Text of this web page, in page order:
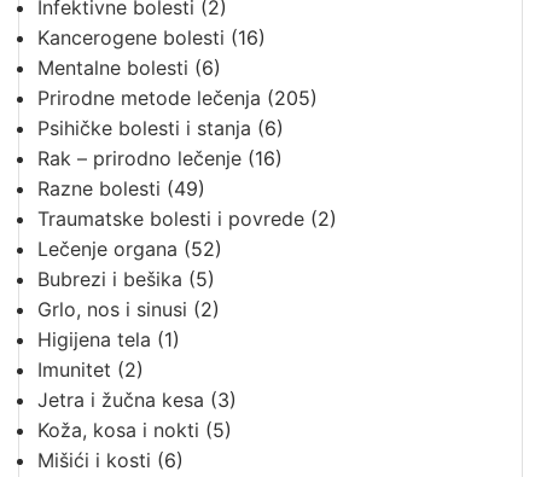
Infektivne bolesti (2)
Kancerogene bolesti (16)
Mentalne bolesti (6)
Prirodne metode lečenja (205)
Psihičke bolesti i stanja (6)
Rak – prirodno lečenje (16)
Razne bolesti (49)
Traumatske bolesti i povrede (2)
Lečenje organa (52)
Bubrezi i bešika (5)
Grlo, nos i sinusi (2)
Higijena tela (1)
Imunitet (2)
Jetra i žučna kesa (3)
Koža, kosa i nokti (5)
Mišići i kosti (6)